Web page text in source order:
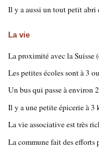
Il y a aussi un tout petit abri
La vie
La proximité avec la Suisse
Les petites écoles sont à 3
Un bus qui passe à environ
Il y a une petite épicerie à 3
La vie associative est très
La commune fait des efforts